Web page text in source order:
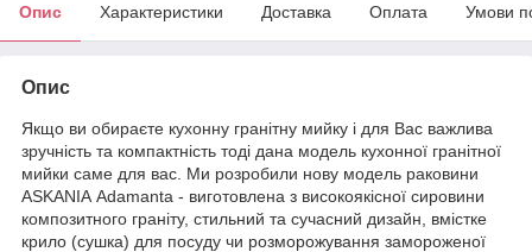
Опис Характеристики Доставка Оплата Умови
Опис
Якщо ви обираєте кухонну гранітну мийку і для Вас важлива
зручність та компактність тоді дана модель кухонної гранітної
мийки саме для вас. Ми розробили нову модель раковини
ASKANIA Аdamanta - виготовлена ​​з високоякісної сировини
композитного граніту, стильний та сучасний дизайн, вмістке
крило (сушка) для посуду чи розморожування замороженої